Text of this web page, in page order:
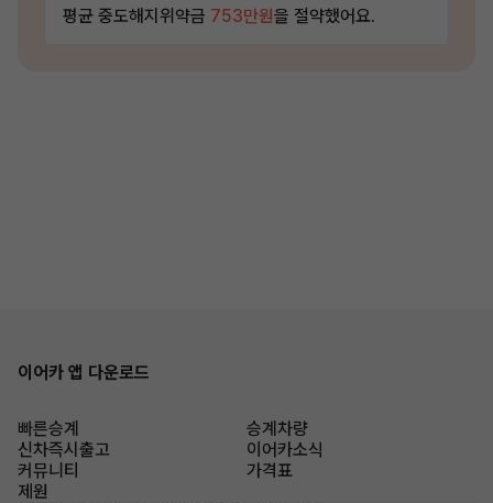
평균 중도해지위약금 753만원을 절약했어요.
이어카 앱 다운로드
빠른승계
승계차량
신차즉시출고
이어카소식
커뮤니티
가격표
제원